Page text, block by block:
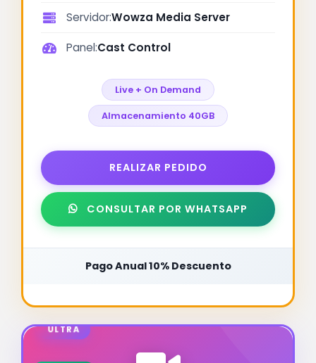
Servidor:Wowza Media Server
Panel:Cast Control
Live + On Demand
Almacenamiento 40GB
REALIZAR PEDIDO
CONSULTAR POR WHATSAPP
Pago Anual 10% Descuento
ULTRA